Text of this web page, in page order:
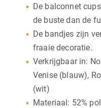
De balconnet
de buste dan de
De bandjes zijn
fraaie decoratie.
Verkrijgbaar in:
Venise (blauw),
(wit)
Materiaal: 52%